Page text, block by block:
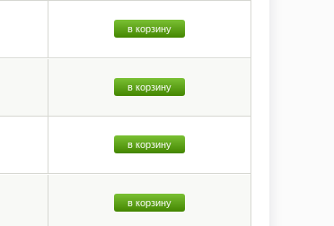
в корзину
в корзину
в корзину
в корзину